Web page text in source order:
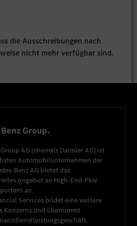
die Ausschreibungen nach
nicht mehr verfügbar sind.
Group.
AG (ehemals Daimler AG) ist
Automobilunternehmen der
Benz AG bietet das
Angebot an High-End-Pkw
an.
Services bildet eine weitere
Konzerns und übernimmt